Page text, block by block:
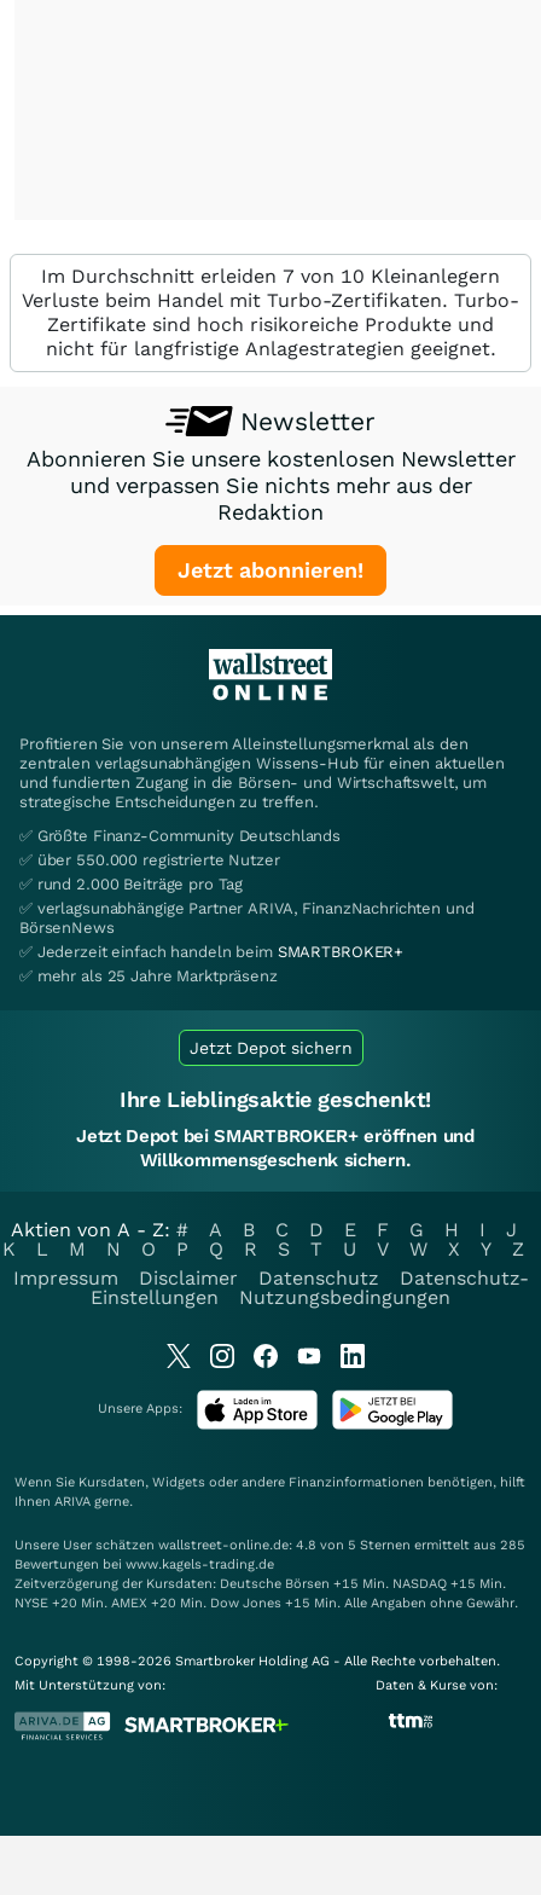
Im Durchschnitt erleiden 7 von 10 Kleinanlegern
Verluste beim Handel mit Turbo-Zertifikaten. Turbo-
Zertifikate sind hoch risikoreiche Produkte und
nicht für langfristige Anlagestrategien geeignet.
Newsletter
Abonnieren Sie unsere kostenlosen Newsletter
und verpassen Sie nichts mehr aus der
Redaktion
Jetzt abonnieren!
Profitieren Sie von unserem Alleinstellungsmerkmal als den
zentralen verlagsunabhängigen Wissens-Hub für einen aktuellen
und fundierten Zugang in die Börsen- und Wirtschaftswelt, um
strategische Entscheidungen zu treffen.
✅ Größte Finanz-Community Deutschlands
✅ über 550.000 registrierte Nutzer
✅ rund 2.000 Beiträge pro Tag
✅ verlagsunabhängige Partner ARIVA, FinanzNachrichten und
BörsenNews
✅ Jederzeit einfach handeln beim SMARTBROKER+
✅ mehr als 25 Jahre Marktpräsenz
Jetzt Depot sichern
Ihre Lieblingsaktie geschenkt!
Jetzt Depot bei SMARTBROKER+ eröffnen und
Willkommensgeschenk sichern.
Aktien von A - Z: # A B C D E F G H I
J
K
L M N O P Q R S T U V W X Y
Z
Impressum
Disclaimer Datenschutz
Datenschutz-
Einstellungen
Nutzungsbedingungen
Unsere Apps:
Wenn Sie Kursdaten, Widgets oder andere Finanzinformationen benötigen, hilft
Ihnen ARIVA gerne.
Unsere User schätzen wallstreet-online.de: 4.8 von 5 Sternen ermittelt aus 285
Bewertungen bei www.kagels-trading.de
Zeitverzögerung der Kursdaten: Deutsche Börsen +15 Min. NASDAQ +15 Min.
NYSE +20 Min. AMEX +20 Min. Dow Jones +15 Min. Alle Angaben ohne Gewähr.
Copyright © 1998-2026 Smartbroker Holding AG - Alle Rechte vorbehalten.
Mit Unterstützung von:
Daten & Kurse von: